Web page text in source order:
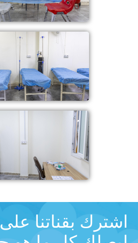
اشترك بقناتنا